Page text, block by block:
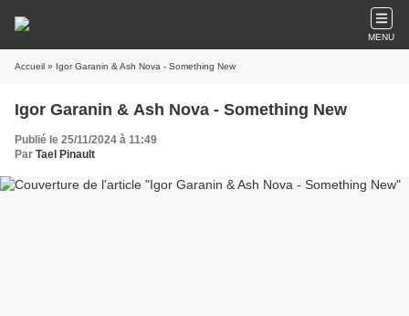
MENU
Accueil » Igor Garanin & Ash Nova - Something New
Igor Garanin & Ash Nova - Something New
Publié le 25/11/2024 à 11:49
Par Tael Pinault